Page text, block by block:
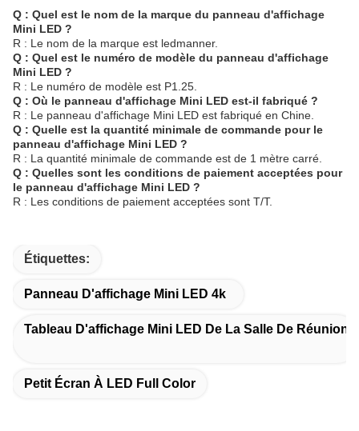
Q : Quel est le nom de la marque du panneau d'affichage
Mini LED ?
R : Le nom de la marque est ledmanner.
Q : Quel est le numéro de modèle du panneau d'affichage
Mini LED ?
R : Le numéro de modèle est P1.25.
Q : Où le panneau d'affichage Mini LED est-il fabriqué ?
R : Le panneau d'affichage Mini LED est fabriqué en Chine.
Q : Quelle est la quantité minimale de commande pour le
panneau d'affichage Mini LED ?
R : La quantité minimale de commande est de 1 mètre carré.
Q : Quelles sont les conditions de paiement acceptées pour
le panneau d'affichage Mini LED ?
R : Les conditions de paiement acceptées sont T/T.
Étiquettes:
Panneau D'affichage Mini LED 4k
Tableau D'affichage Mini LED De La Salle De Réunion
Petit Écran À LED Full Color